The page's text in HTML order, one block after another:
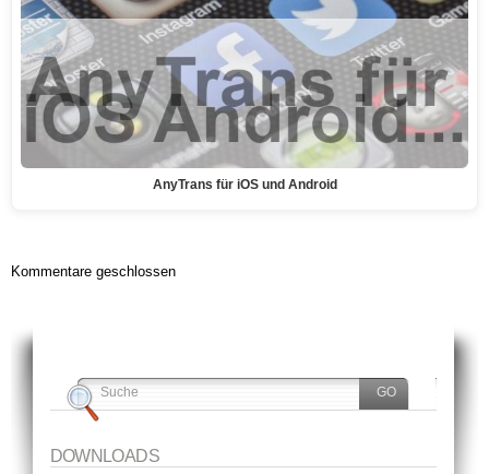
AnyTrans für iOS und Android
Kommentare geschlossen
DOWNLOADS